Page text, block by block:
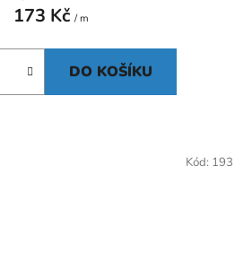
173 Kč / m
DO KOŠÍKU
Kód: 193